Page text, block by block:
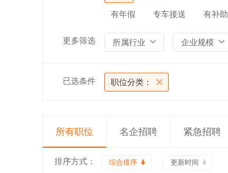
有年假 专车接送 有补助
更多筛选 所属行业 企业规模
已选条件 职位分类：
所有职位 名企招聘 紧急招聘
排序方式： 综合排序 更新时间